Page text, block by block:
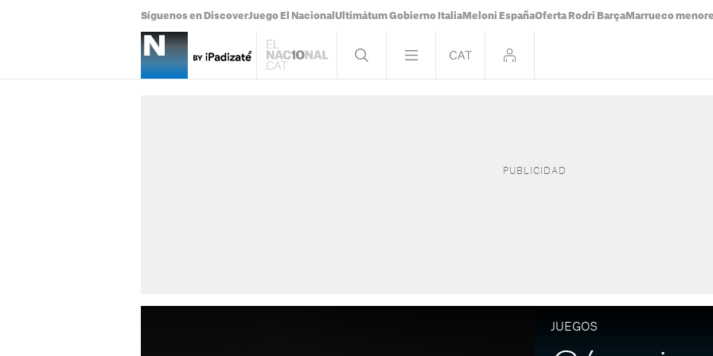
Síguenos en DiscoverJuego El Nacional Ultimátum Gobierno Italia Meloni EspañaOferta Rodri Barça Marrueco
JUEGOS